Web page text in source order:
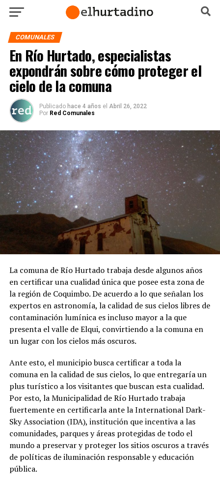
COMUNALES
En Río Hurtado, especialistas
expondrán sobre cómo proteger el
cielo de la comuna
Publicado hace 4 años el Abril 26, 2022
Por Red Comunales
La comuna de Río Hurtado trabaja desde algunos años
en certificar una cualidad única que posee esta zona de
la región de Coquimbo. De acuerdo a lo que señalan los
expertos en astronomía, la calidad de sus cielos libres de
contaminación lumínica es incluso mayor a la que
presenta el valle de Elqui, convirtiendo a la comuna en
un lugar con los cielos más oscuros.
Ante esto, el municipio busca certificar a toda la
comuna en la calidad de sus cielos, lo que entregaría un
plus turístico a los visitantes que buscan esta cualidad.
Por esto, la Municipalidad de Río Hurtado trabaja
fuertemente en certificarla ante la International Dark-
Sky Association (IDA), institución que incentiva a las
comunidades, parques y áreas protegidas de todo el
mundo a preservar y proteger los sitios oscuros a través
de políticas de iluminación responsable y educación
pública.